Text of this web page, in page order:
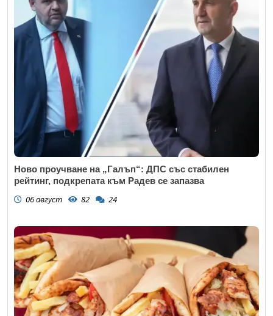
Ново проучване на „Галъп“: ДПС със стабилен
рейтинг, подкрепата към Радев се запазва
06 август 82 24